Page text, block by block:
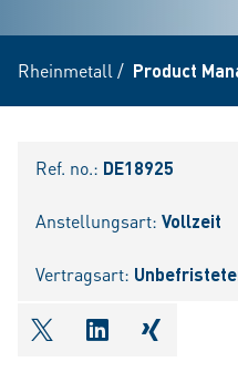
Rheinmetall / Product
Ref. no.: DE18925
Anstellungsart: Vollzeit
Vertragsart:
shareOntwitter